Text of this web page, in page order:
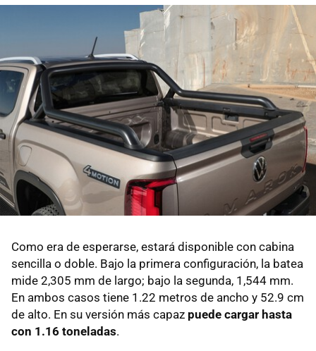
Como era de esperarse, estará disponible con cabina
sencilla o doble. Bajo la primera configuración, la batea
mide 2,305 mm de largo; bajo la segunda, 1,544 mm.
En ambos casos tiene 1.22 metros de ancho y 52.9 cm
de alto. En su versión más capaz puede cargar hasta
con 1.16 toneladas.